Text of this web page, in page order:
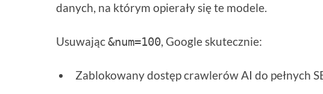
danych, na którym opierały się te modele.
Usuwając&num=100, Google skutecznie:
Zablokowany dostęp crawlerów AI do pełnych